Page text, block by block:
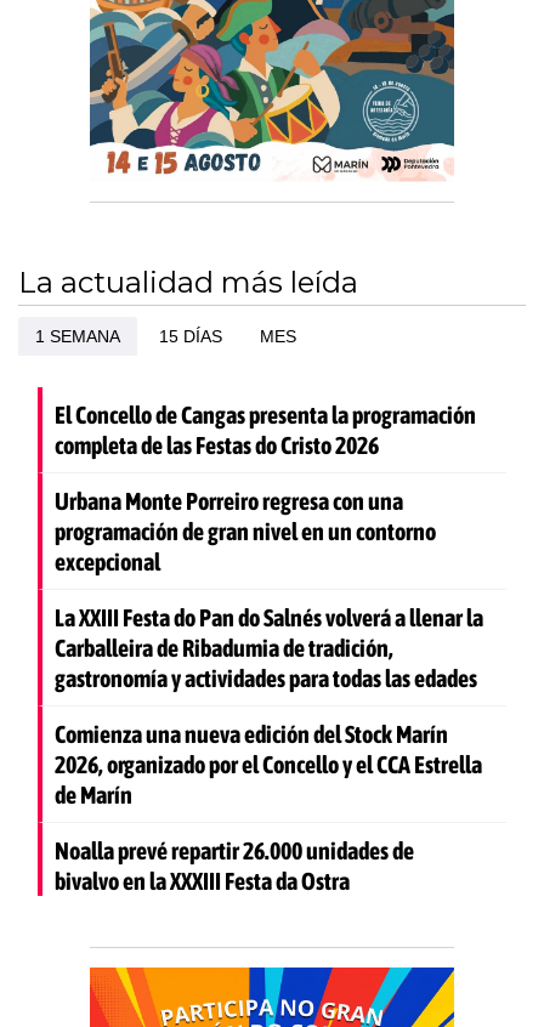
La actualidad más leída
1 SEMANA 15 DÍAS MES
El Concello de Cangas presenta la programación
completa de las Festas do Cristo 2026
Urbana Monte Porreiro regresa con una
programación de gran nivel en un contorno
excepcional
La XXIII Festa do Pan do Salnés volverá a llenar la
Carballeira de Ribadumia de tradición,
gastronomía y actividades para todas las edades
Comienza una nueva edición del Stock Marín
2026, organizado por el Concello y el CCA Estrella
de Marín
Noalla prevé repartir 26.000 unidades de
bivalvo en la XXXIII Festa da Ostra